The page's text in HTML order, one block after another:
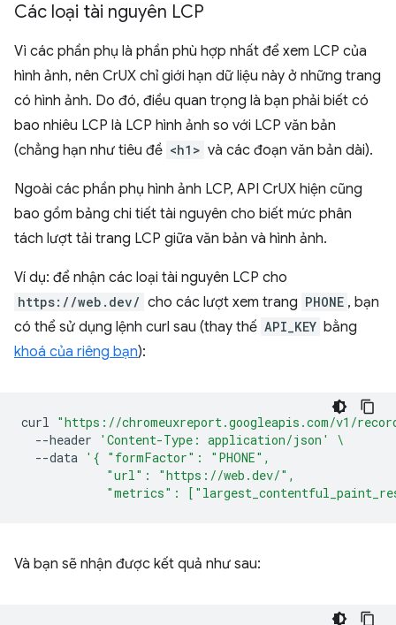
Các loại tài nguyên LCP
Vì các phần phụ là phần phù hợp nhất để xem LCP của
hình ảnh, nên CrUX chỉ giới hạn dữ liệu này ở những trang
có hình ảnh. Do đó, điều quan trọng là bạn phải biết có
bao nhiêu LCP là LCP hình ảnh so với LCP văn bản
(chẳng hạn như tiêu đề <h1> và các đoạn văn bản dài).
Ngoài các phần phụ hình ảnh LCP, API CrUX hiện cũng
bao gồm bảng chi tiết tài nguyên cho biết mức phân
tách lượt tải trang LCP giữa văn bản và hình ảnh.
Ví dụ: để nhận các loại tài nguyên LCP cho
https://web.dev/ cho các lượt xem trang PHONE , bạn
có thể sử dụng lệnh curl sau (thay thế API_KEY bằng
khoá của riêng bạn):
curl "https://chromeuxreport.googleapis.com/v1/
--header
'Content-Type: application/json'
\
--data '{ "formFactor": "PHONE",
            "url": "https://web.dev/",
"metrics":
Và bạn sẽ nhận được kết quả như sau: